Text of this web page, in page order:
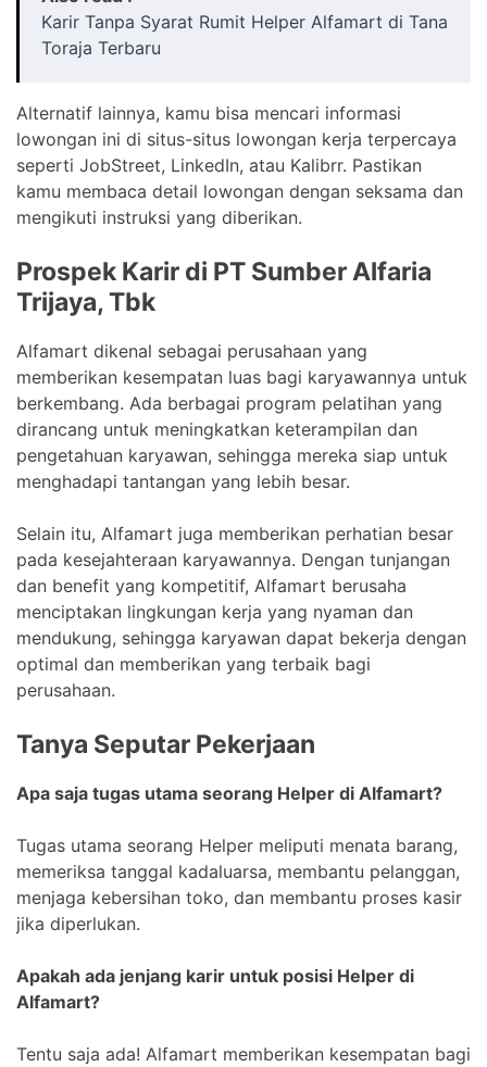
Karir Tanpa Syarat Rumit Helper Alfamart di Tana
Toraja Terbaru
Alternatif lainnya, kamu bisa mencari informasi
lowongan ini di situs-situs lowongan kerja terpercaya
seperti JobStreet, LinkedIn, atau Kalibrr. Pastikan
kamu membaca detail lowongan dengan seksama dan
mengikuti instruksi yang diberikan.
Prospek Karir di PT Sumber Alfaria
Trijaya, Tbk
Alfamart dikenal sebagai perusahaan yang
memberikan kesempatan luas bagi karyawannya untuk
berkembang. Ada berbagai program pelatihan yang
dirancang untuk meningkatkan keterampilan dan
pengetahuan karyawan, sehingga mereka siap untuk
menghadapi tantangan yang lebih besar.
Selain itu, Alfamart juga memberikan perhatian besar
pada kesejahteraan karyawannya. Dengan tunjangan
dan benefit yang kompetitif, Alfamart berusaha
menciptakan lingkungan kerja yang nyaman dan
mendukung, sehingga karyawan dapat bekerja dengan
optimal dan memberikan yang terbaik bagi
perusahaan.
Tanya Seputar Pekerjaan
Apa saja tugas utama seorang Helper di Alfamart?
Tugas utama seorang Helper meliputi menata barang,
memeriksa tanggal kadaluarsa, membantu pelanggan,
menjaga kebersihan toko, dan membantu proses kasir
jika diperlukan.
Apakah ada jenjang karir untuk posisi Helper di
Alfamart?
Tentu saja ada! Alfamart memberikan kesempatan bagi